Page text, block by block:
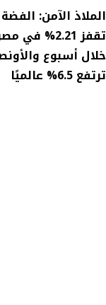
الملاذ الآمن: الفضة
تقفز 2.21% في
خلال أسبوع
ترتفع 6.5% عالميًا